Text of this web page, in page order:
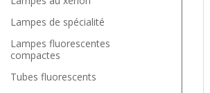
Lampes de spécialité
Lampes fluorescentes
compactes
Tubes fluorescents